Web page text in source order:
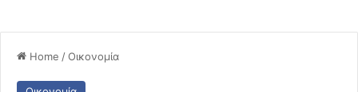
Home /Οικονομία